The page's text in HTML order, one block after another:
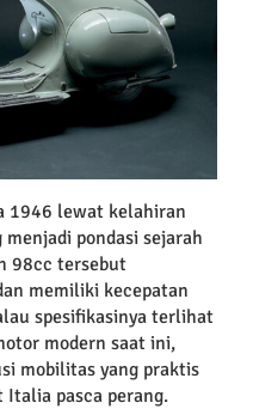
1946 lewat kelahiran
pondasi sejarah
98cc tersebut
memiliki kecepatan
spesifikasinya terlihat
modern saat ini,
mobilitas yang praktis
Italia pasca perang.